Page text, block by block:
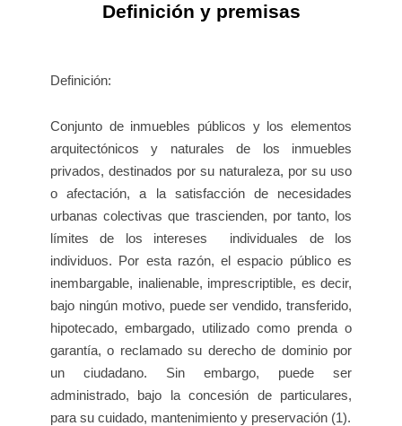
Definición y premisas
Definición:
Conjunto de inmuebles públicos y los elementos
arquitectónicos y naturales de los inmuebles
privados, destinados por su naturaleza, por su uso
o afectación, a la satisfacción de necesidades
urbanas colectivas que trascienden, por tanto, los
límites de los intereses individuales de los
individuos. Por esta razón, el espacio público es
inembargable, inalienable, imprescriptible, es decir,
bajo ningún motivo, puede ser vendido, transferido,
hipotecado, embargado, utilizado como prenda o
garantía, o reclamado su derecho de dominio por
un ciudadano. Sin embargo, puede ser
administrado, bajo la concesión de particulares,
para su cuidado, mantenimiento y preservación (1).